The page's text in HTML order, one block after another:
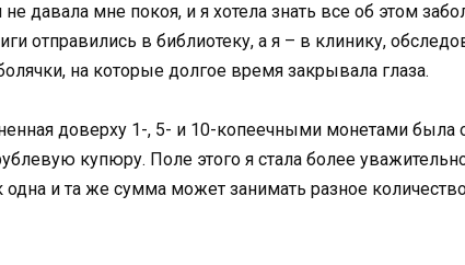
давала мне покоя, и я хотела знать все об этом
отправились в библиотеку, а я – в клинику,
на которые долгое время закрывала глаза.
доверху 1-, 5- и 10-копеечными монетами была
купюру. Поле этого я стала более
одна и та же сумма может занимать разное